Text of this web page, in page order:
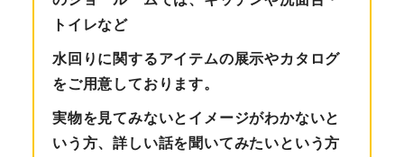
トイレなど
水回りに関するアイテムの展示やカタログ
をご用意しております。
実物を見てみないとイメージがわかないと
いう方、詳しい話を聞いてみたいという方